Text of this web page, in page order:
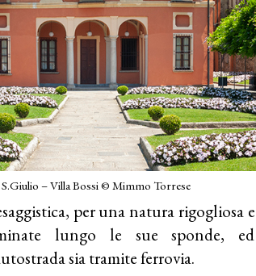
– Villa Bossi © Mimmo Torrese
per una natura rigogliosa
lungo le sue sponde,
sia tramite ferrovia.